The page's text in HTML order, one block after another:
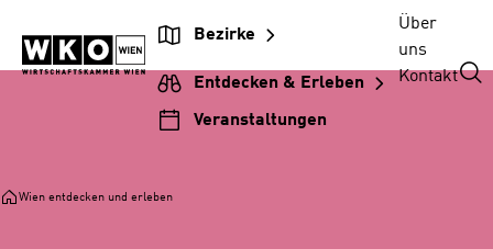
Beitragsnavigation
springen
Inhalt
springen
Hauptnavigation
springen
Footer
springen
Bezirke
Entdecken & Erleben
Veranstaltungen
Über
uns
Kontakt
Wien entdecken und erleben